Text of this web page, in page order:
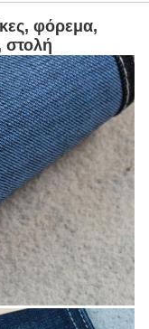
φόρεμα,
στολή